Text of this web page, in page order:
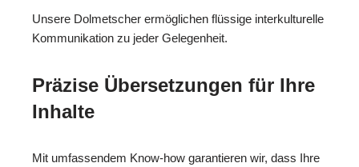
Unsere Dolmetscher ermöglichen flüssige interkulturelle
Kommunikation zu jeder Gelegenheit.
Präzise Übersetzungen für Ihre
Inhalte
Mit umfassendem Know-how garantieren wir, dass Ihre